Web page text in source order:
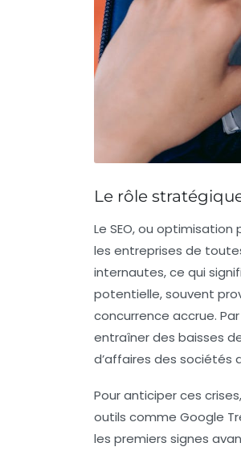
Le rôle
Le SEO, ou optimisation
les entreprises de
internautes, ce qui
potentielle, souvent
concurrence accrue.
entraîner des baisses
d’affaires des sociétés
Pour anticiper ces
outils comme Google
les premiers signes